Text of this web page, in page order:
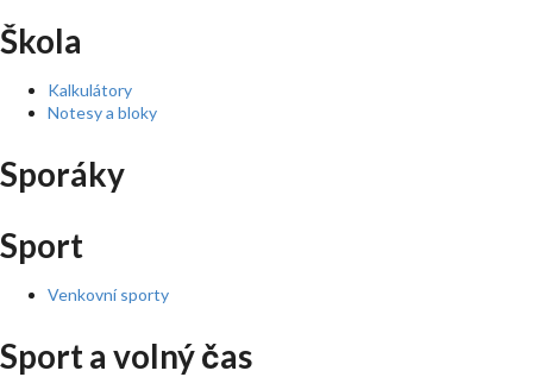
Škola
Kalkulátory
Notesy a bloky
Sporáky
Sport
Venkovní sporty
Sport a volný čas